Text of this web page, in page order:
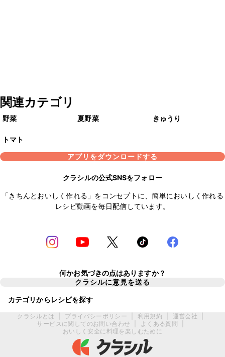
関連カテゴリ
野菜 夏野菜 きゅうり
トマト
アプリをダウンロードする
クラシルの公式SNSをフォロー
「きちんとおいしく作れる」をコンセプトに、簡単においしく作れる
レシピ動画を毎日配信しています。
何かお気づきの点はありますか？
クラシルに意見を送る
カテゴリからレシピを探す
クラシルとは プライバシーポリシー 利用規約 運営会社
サービスに関してのお問い合わせ
よくある質問
おいしく安全に料理を楽しむために